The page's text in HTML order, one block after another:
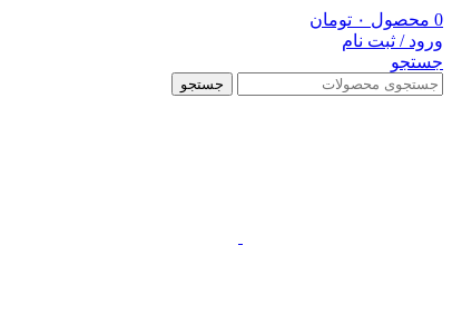
0 محصول ۰ تومان
ورود / ثبت نام
جستجو
جستجو